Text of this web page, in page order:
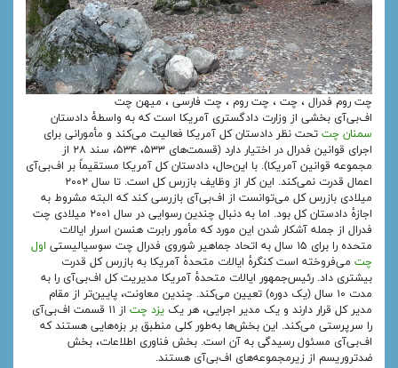
چت روم فدرال ، چت ، چت روم ، چت فارسی ، میهن چت
اف‌بی‌آی بخشی از وزارت دادگستری آمریکا است که به واسطهٔ دادستان
سمنان چتتحت نظر دادستان کل آمریکا فعالیت می‌کند و مأمورانی برای
اجرای قوانین فدرال در اختیار دارد (قسمت‌های ۵۳۳، ۵۳۴، سند ۲۸ از
مجموعه قوانین آمریکا). با این‌حال، دادستان کل آمریکا مستقیماً بر اف‌بی‌آی
اعمال قدرت نمی‌کند. این کار از وظایف بازرس کل است. تا سال ۲۰۰۲
میلادی بازرس کل می‌توانست از اف‌بی‌آی بازرسی کند که البته مشروط به
اجازهٔ دادستان کل بود. اما به دنبال چندین رسوایی در سال ۲۰۰۱ میلادی چت
فدرال از جمله آشکار شدن این مورد که مأمور رابرت هنسن اسرار ایالات
متحده را برای ۱۵ سال به اتحاد جماهیر شوروی فدرال چت سوسیالیستی
اول
چتمی‌فروخته است کنگرهٔ ایالات متحدهٔ آمریکا به بازرس کل قدرت
بیشتری داد. رئیس‌جمهور ایالات متحدهٔ آمریکا مدیریت کل اف‌بی‌آی را به
مدت ۱۰ سال (یک دوره) تعیین می‌کند. چندین معاونت، پایین‌تر از مقام
مدیر کل قرار دارند و یک مدیر اجرایی، هر یک یزد چت
از ۱۱ قسمت اف‌بی‌آی
را سرپرستی می‌کند. این بخش‌ها به‌طور کلی منطبق بر بزه‌هایی هستند که
اف‌بی‌آی مسئول رسیدگی به آن است. بخش فناوری اطلاعات، بخش
ضدتروریسم از زیرمجموعه‌های اف‌بی‌آی هستند.